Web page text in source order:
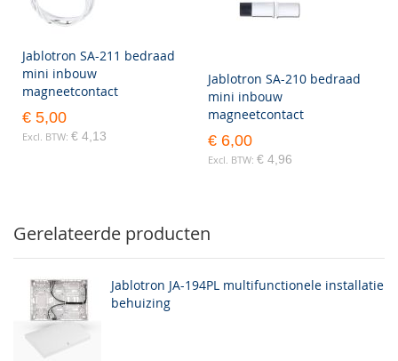
Jablotron SA-211 bedraad
mini inbouw
magneetcontact
€ 5,00
€ 4,13
Jablotron SA-210 bedraad
mini inbouw
magneetcontact
€ 6,00
€ 4,96
Gerelateerde producten
Jablotron JA-194PL multifunctionele installatie
behuizing